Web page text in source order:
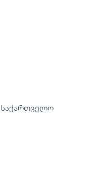
საქართველო